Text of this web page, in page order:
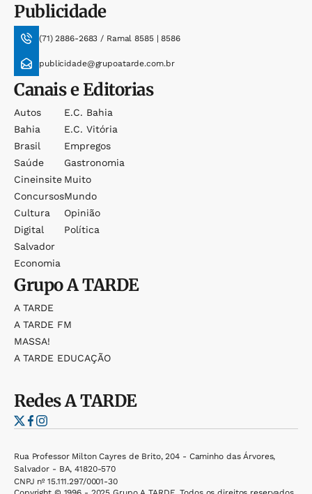
Publicidade
(71) 2886-2683 / Ramal 8585 | 8586
publicidade@grupoatarde.com.br
Canais e Editorias
Autos
Bahia
Brasil
Saúde
Cineinsite
Concursos
Cultura
Digital
Salvador
Economia
E.c. Bahia
E.c. Vitória
Empregos
Gastronomia
Muito
Mundo
Opinião
Política
GrupoA TARDE
A TARDE
A TARDE FM
MASSA!
A TARDE EDUCAÇÃO
RedesA TARDE
Rua Professor Milton Cayres de Brito, 204 - Caminho das Árvores,
Salvador - BA, 41820-570
CNPJ nº 15.111.297/0001-30